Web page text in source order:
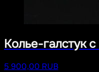
Колье-галстук
5 900,00 RUB